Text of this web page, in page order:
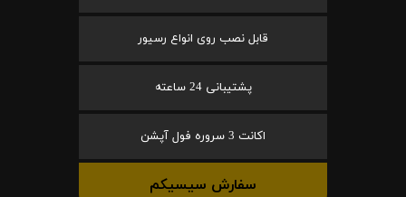
قابل نصب روی انواع رسیور
پشتیبانی 24 ساعته
اکانت 3 سروره فول آپشن
سفارش سیسیکم